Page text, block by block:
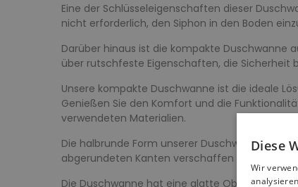
Eine der Schlüsseleigenschaften dieser
nicht erforderlich, den Siphon in den Boden
Darüber hinaus ist die kompakte Duschwanne
über rutschfeste Eigenschaften, die
Unsere kompakte Duschwanne ist die ideale
Genießen Sie den Komfort und die
verwendeten Materialien.
Die halbrunde Form unserer Duschwanne in
abgerundeten Kanten verschaffen nicht nur
Die Duschwanne hat eine glatte Oberfläche,
Diese
Wir